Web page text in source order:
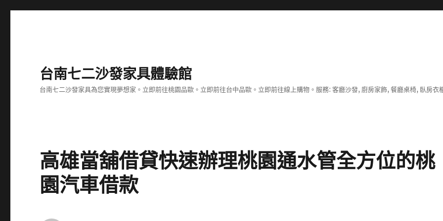
台南七二沙發家具體驗館
台南七二沙發家具為您實現夢想家。立即前往桃園品歐。立即前往台中品歐。立即前往線上購物。服務: 客廳沙發, 廚房家飾, 餐廳桌椅, 臥房衣
高雄當舖借貸快速辦理桃園通水管全方位的桃
園汽車借款